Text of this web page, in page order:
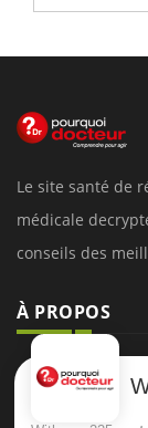
Le site santé de
médicale
conseils des
À PROPOS
Données